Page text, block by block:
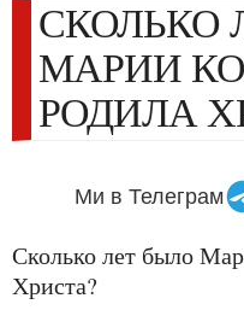
СКОЛЬКО ЛЕТ БЫЛО
МАРИИ
РОДИЛА
Ми в Телеграм
Сколько лет было Марии, когда она родила
Христа?